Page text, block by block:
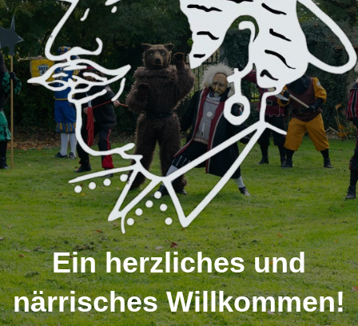
Ein herzliches und
närrisches Willkommen!